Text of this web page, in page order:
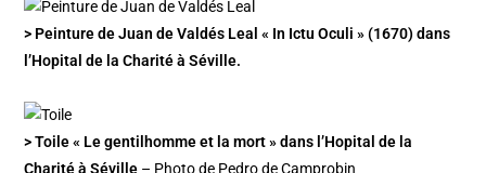
> Peinture de Juan de Valdés Leal « In Ictu Oculi » (1670) dans
l’Hopital de la Charité à Séville.
> Toile « Le gentilhomme et la mort » dans l’Hopital de la
Charité à Séville – Photo de Pedro de Camprobin